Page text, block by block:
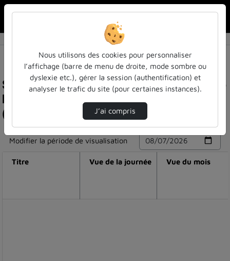
Statistiques de visualisation de la vidéo Analyse
linguistique automatique - mathieu constant
(atilf)
Modifier la période de visualisation
Titre Vue de la journée Vue du mois
Nous utilisons des cookies pour personnaliser
l’affichage (barre de menu de droite, mode sombre ou
dyslexie etc.), gérer la session (authentification) et
analyser le trafic du site (pour certaines instances).
J’ai compris